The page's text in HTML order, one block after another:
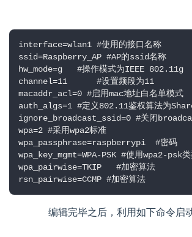
interface=wlan1 #使用的接口名称
ssid=Raspberry_AP #AP的ssid名称
hw_mode=g   #操作模式为IEEE 802.11g
channel=11      #设置频段为11
macaddr_acl=0 #启用mac地址白名单模式
auth_algs=1 #定义802.11鉴权算法为
ignore_broadcast_ssid=0 #关闭
wpa=2 #采用wpa2标准
wpa_passphrase=raspberrypi  #密码
wpa_key_mgmt=WPA-PSK #使用wpa2-psk
wpa_pairwise=TKIP   #加密算法
rsn_pairwise=CCMP #加密算法
编辑完毕之后，利用如下命令启动